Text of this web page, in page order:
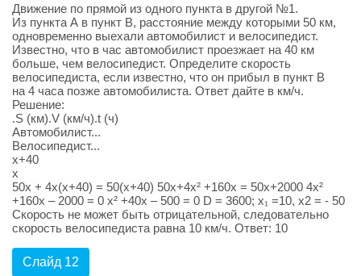
Движение по прямой из одного пункта в другой №1.
Из пункта А в пункт В, расстояние между которыми 50 км,
одновременно выехали автомобилист и велосипедист.
Известно, что в час автомобилист проезжает на 40 км
больше, чем велосипедист. Определите скорость
велосипедиста, если известно, что он прибыл в пункт В
на 4 часа позже автомобилиста. Ответ дайте в км/ч.
Решение:
.S (км).V (км/ч).t (ч)
Автомобилист...
Велосипедист...
х+40
х
50х + 4х(х+40) = 50(х+40) 50х+4х² +160х = 50х+2000 4х²
+160х – 2000 = 0 х² +40х – 500 = 0 D = 3600; х₁ =10, х2 = - 50
Скорость не может быть отрицательной, следовательно
скорость велосипедиста равна 10 км/ч. Ответ: 10
Слайд 12